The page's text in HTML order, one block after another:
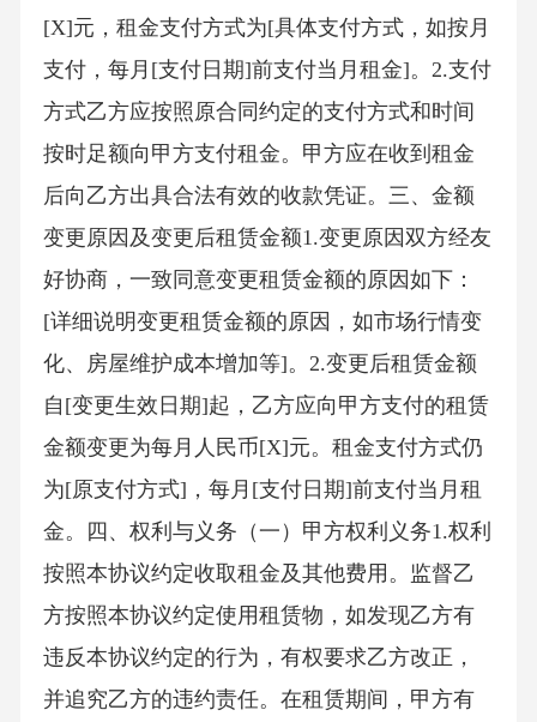
[X]元，租金支付方式为[具体支付方式，如按月
支付，每月[支付日期]前支付当月租金]。2.支付
方式乙方应按照原合同约定的支付方式和时间
按时足额向甲方支付租金。甲方应在收到租金
后向乙方出具合法有效的收款凭证。三、金额
变更原因及变更后租赁金额1.变更原因双方经友
好协商，一致同意变更租赁金额的原因如下：
[详细说明变更租赁金额的原因，如市场行情变
化、房屋维护成本增加等]。2.变更后租赁金额
自[变更生效日期]起，乙方应向甲方支付的租赁
金额变更为每月人民币[X]元。租金支付方式仍
为[原支付方式]，每月[支付日期]前支付当月租
金。四、权利与义务（一）甲方权利义务1.权利
按照本协议约定收取租金及其他费用。监督乙
方按照本协议约定使用租赁物，如发现乙方有
违反本协议约定的行为，有权要求乙方改正，
并追究乙方的违约责任。在租赁期间，甲方有